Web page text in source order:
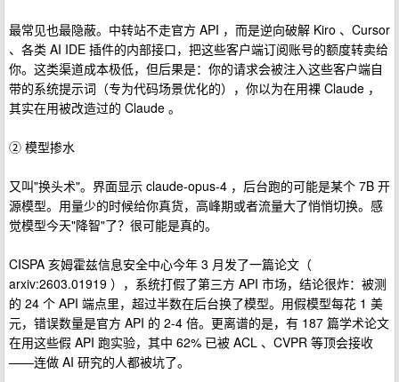
最常见也最隐蔽。中转站不走官方 API ，而是逆向破解 Kiro 、Cursor
、各类 AI IDE 插件的内部接口，把这些客户端订阅账号的额度转卖给
你。这类渠道成本极低，但后果是：你的请求会被注入这些客户端自
带的系统提示词（专为代码场景优化的），你以为在用裸 Claude ，
其实在用被改造过的 Claude 。
② 模型掺水
又叫"换头术"。界面显示 claude-opus-4 ，后台跑的可能是某个 7B 开
源模型。用量少的时候给你真货，高峰期或者流量大了悄悄切换。感
觉模型今天"降智"了？很可能是真的。
CISPA 亥姆霍兹信息安全中心今年 3 月发了一篇论文（
arxiv:2603.01919 ），系统打假了第三方 API 市场，结论很炸：被测
的 24 个 API 端点里，超过半数在后台换了模型。用假模型每花 1 美
元，错误数量是官方 API 的 2-4 倍。更离谱的是，有 187 篇学术论文
在用这些假 API 跑实验，其中 62% 已被 ACL 、CVPR 等顶会接收
——连做 AI 研究的人都被坑了。